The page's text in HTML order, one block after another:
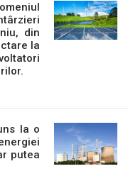
din
la
la o
putea